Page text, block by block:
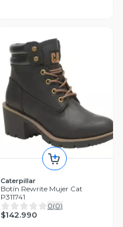
Caterpillar
Botín Rewrite Mujer Cat
P311741
0(0)
$142.990